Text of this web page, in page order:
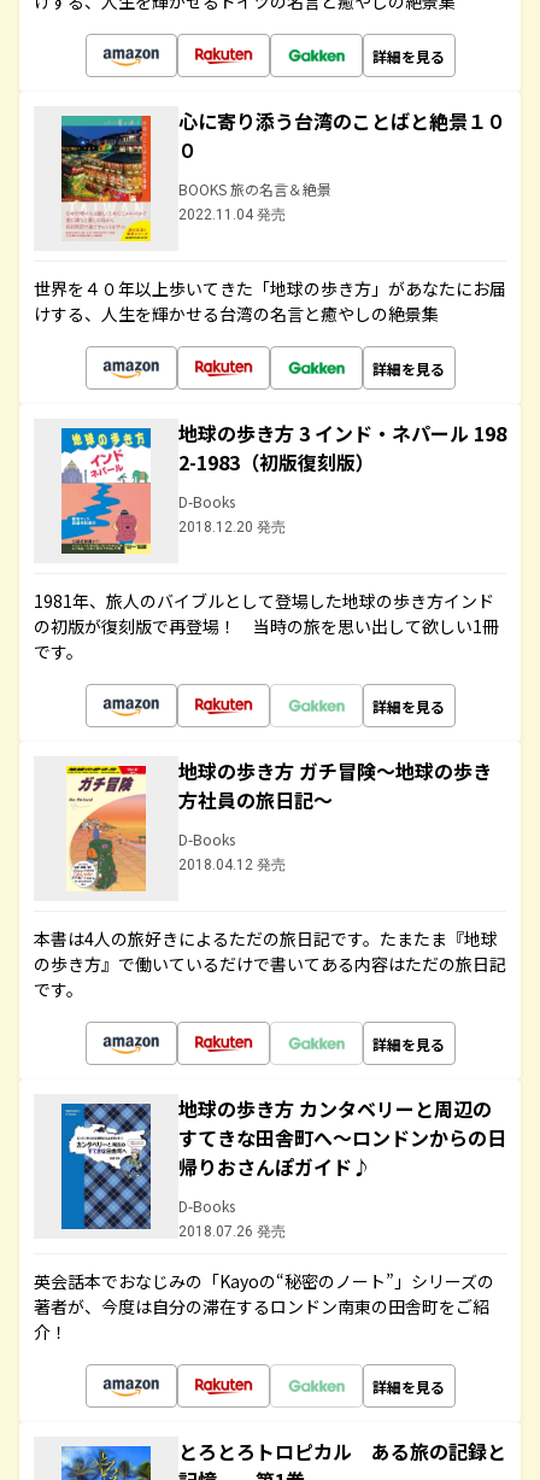
詳細を見る
心に寄り添う台湾のことばと絶景１０
０
BOOKS 旅の名言＆絶景
2022.11.04 発売
世界を４０年以上歩いてきた「地球の歩き方」があなたにお届
けする、人生を輝かせる台湾の名言と癒やしの絶景集
詳細を見る
地球の歩き方 3 インド・ネパール 198
2-1983（初版復刻版）
D-Books
2018.12.20 発売
1981年、旅人のバイブルとして登場した地球の歩き方インド
の初版が復刻版で再登場！ 当時の旅を思い出して欲しい1冊
です。
詳細を見る
地球の歩き方 ガチ冒険～地球の歩き
方社員の旅日記～
D-Books
2018.04.12 発売
本書は4人の旅好きによるただの旅日記です。たまたま『地球
の歩き方』で働いているだけで書いてある内容はただの旅日記
です。
詳細を見る
地球の歩き方 カンタベリーと周辺の
すてきな田舎町へ～ロンドンからの日
帰りおさんぽガイド♪
D-Books
2018.07.26 発売
英会話本でおなじみの「Kayoの“秘密のノート”」シリーズの
著者が、今度は自分の滞在するロンドン南東の田舎町をご紹
介！
詳細を見る
とろとろトロピカル ある旅の記録と